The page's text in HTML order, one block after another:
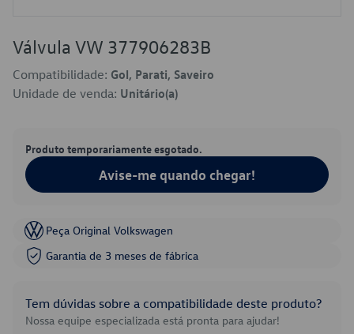
Válvula VW 377906283B
Compatibilidade: Gol, Parati, Saveiro
Unidade de venda: Unitário(a)
Produto temporariamente esgotado.
Avise-me quando chegar!
Peça Original Volkswagen
Garantia de 3 meses de fábrica
Tem dúvidas sobre a compatibilidade deste produto?
Nossa equipe especializada está pronta para ajudar!